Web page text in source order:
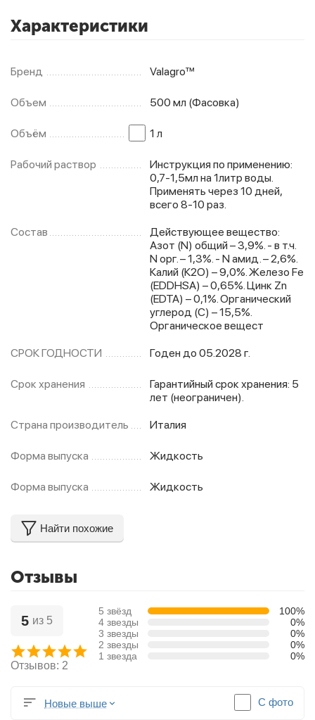
Характеристики
Бренд Valagro™
Объем 500 мл (Фасовка)
Объём 1 л
Рабочий раствор
Инструкция по применению:
0,7-1,5мл на 1литр воды.
Применять через 10 дней,
всего 8-10 раз.
Состав
Действующее вещество:
Азот (N) общий – 3,9%. - в т.ч.
N орг. – 1,3%. - N амид. – 2,6%.
Калий (К2O) – 9,0%. Железо Fe
(EDDHSA) – 0,65%. Цинк Zn
(EDTA) – 0,1%. Органический
углерод (С) – 15,5%.
Органическое вещест
СРОК ГОДНОСТИ Годен до 05.2028 г.
Срок хранения
Гарантийный срок хранения: 5
лет (неограничен).
Страна производитель Италия
Форма выпуска Жидкость
Форма выпуска Жидкость
Найти похожие
Отзывы
5 из 5
Отзывов: 2
5 звёзд
100%
4 звезды
0%
3 звезды
0%
2 звезды
0%
1 звезда
0%
Новые выше С фото